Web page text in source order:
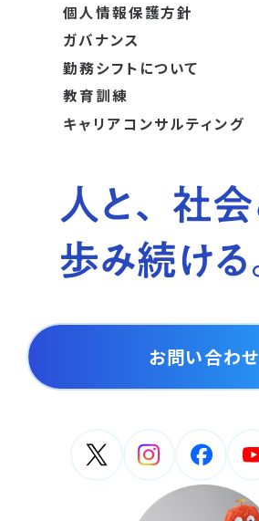
個人情報保護方針
ガバナンス
勤務シフトについて
教育訓練
キャリアコンサルティング
お問い合わせ